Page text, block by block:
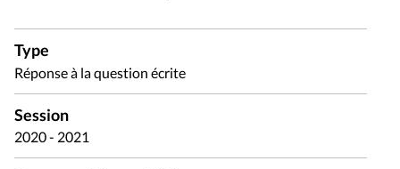
Type
Réponse à la question écrite
Session
2020 - 2021